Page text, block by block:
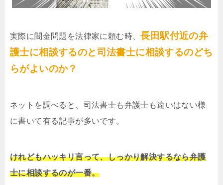
実際に闇金問題を法律家に頼む時、長田駅付近の弁
護士に相談するのと司法書士に相談するのどち
らがよいのか？
ネットを調べると、司法書士も弁護士も違いはない様
に書いて有る記事が多いです。
けれどもハッキリ言って、しっかり解決するなら弁護
士に相談するのが一番。